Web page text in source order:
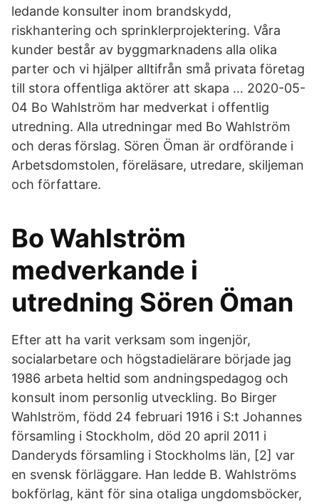
ledande konsulter inom brandskydd,
riskhantering och sprinklerprojektering. Våra
kunder består av byggmarknadens alla olika
parter och vi hjälper alltifrån små privata företag
till stora offentliga aktörer att skapa … 2020-05-
04 Bo Wahlström har medverkat i offentlig
utredning. Alla utredningar med Bo Wahlström
och deras förslag. Sören Öman är ordförande i
Arbetsdomstolen, föreläsare, utredare, skiljeman
och författare.
Bo Wahlström
medverkande i
utredning Sören Öman
Efter att ha varit verksam som ingenjör,
socialarbetare och högstadielärare började jag
1986 arbeta heltid som andningspedagog och
konsult inom personlig utveckling. Bo Birger
Wahlström, född 24 februari 1916 i S:t Johannes
församling i Stockholm, död 20 april 2011 i
Danderyds församling i Stockholms län, [2] var
en svensk förläggare. Han ledde B. Wahlströms
bokförlag, känt för sina otaliga ungdomsböcker,